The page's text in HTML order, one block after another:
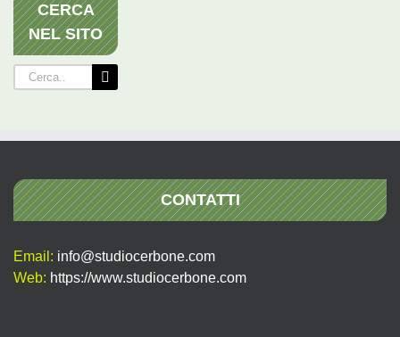
CERCA
NEL SITO
Cerca
per:
CONTATTI
Email: info@studiocerbone.com
Web: https://www.studiocerbone.com